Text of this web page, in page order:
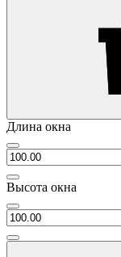
Длина окна
Высота окна